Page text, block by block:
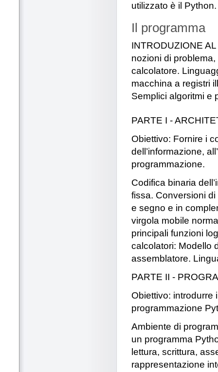
utilizzato è il Python.
Il programma
INTRODUZIONE
nozioni di
calcolatore.
macchina a registri
Semplici algoritmi e
PARTE I -
Obiettivo: Fornire i
dell’informazione,
programmazione.
Codifica binaria
fissa. Conversioni
e segno e in
virgola mobile
principali funzioni
calcolatori: Modello
assemblatore.
PARTE II -
Obiettivo: introdurre
programmazione
Ambiente di
un programma
lettura, scrittura,
rappresentazione